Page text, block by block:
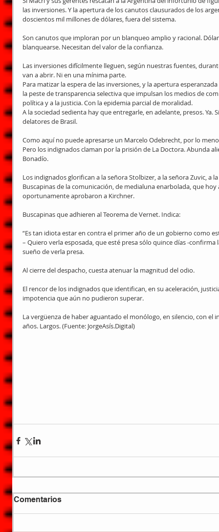
las inversiones. Y la apertura de los canutos clausurados de los
doscientos mil millones de dólares, fuera del sistema.
Son canutos que imploran por un blanqueo amplio y racional.
blanquearse. Necesitan del valor de la confianza.
Las inversiones difícilmente lleguen, según nuestras fuentes,
van a abrir. Ni en una mínima parte.
Para matizar la espera de las inversiones, y la apertura
la peste de transparencia selectiva que impulsan los medios de
política y a la justicia. Con la epidemia parcial de moralidad.
A la sociedad sedienta hay que entregarle, en adelante, presos.
delatores de Brasil.
Como aquí no puede apresarse un Marcelo Odebrecht, por lo
Pero los indignados claman por la prisión de La Doctora. Abunda
Bonadío.
Los indignados glorifican a la señora Stolbizer, a la señora Zuvic, a
Buscapinas de la comunicación, de medialuna enarbolada, que
oportunamente aprobaron a Kirchner.
Buscapinas que adhieren al Teorema de Vernet. Indica:
“Es tan idiota estar en contra el primer año de un gobierno como
– Quiero verla esposada, que esté presa sólo quince días -confirma
sueño de verla presa.
Al cierre del despacho, cuesta atenuar la magnitud del odio.
El rencor de los indignados que identifican, en su aceleración,
impotencia que aún no pudieron superar.
La vergüenza de haber aguantado el monólogo, en silencio, con
años. Largos. (Fuente: JorgeAsís.Digital)
Comentarios